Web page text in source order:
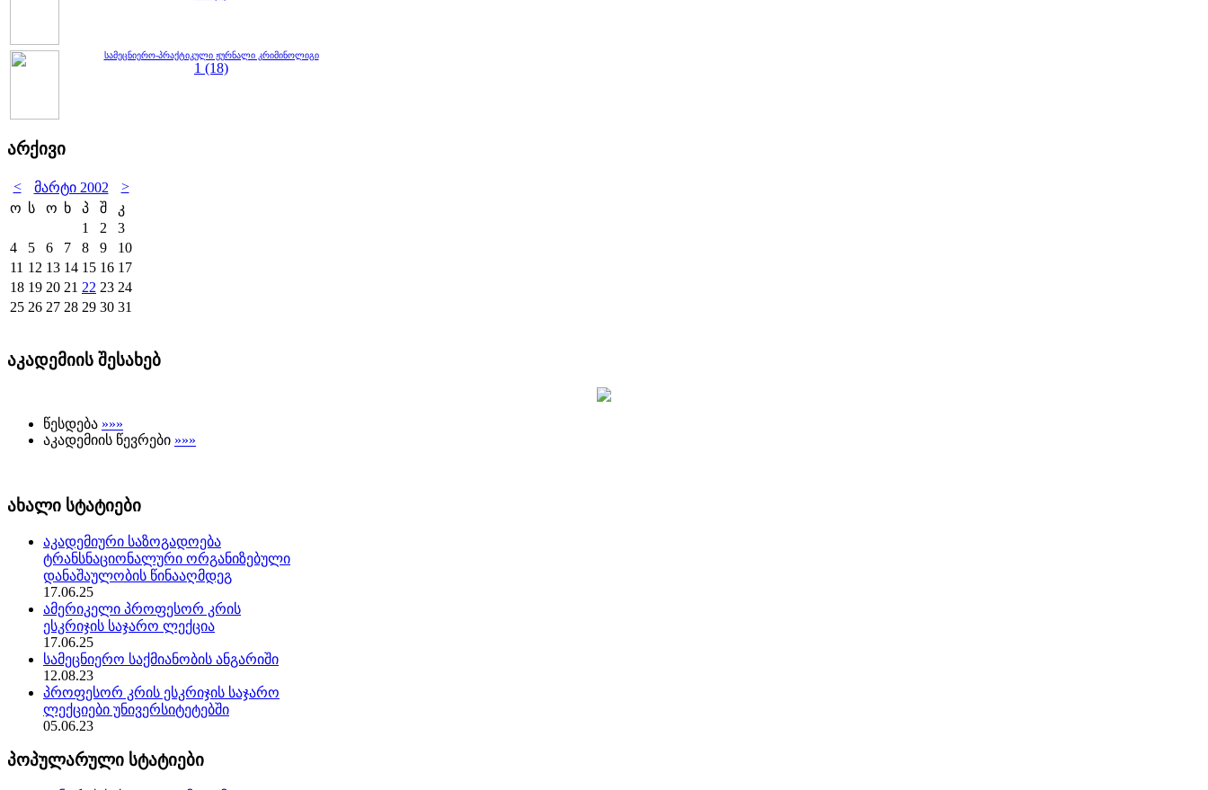
სამეცნიერო-პრაქტიკული ჟურნალი კრიმინოლიგი
1 (18)
არქივი
< მარტი 2002
>
ო ს ო ხ პ შ
კ
1
2
3
4
5 6 7 8 9
10
11 12 13 14 15 16 17
18 19 20 21 22 23 24
25 26 27 28 29 30 31
აკადემიის შესახებ
წესდება »»»
აკადემიის წევრები »»»
ახალი სტატიები
აკადემიური საზოგადოება
ტრანსნაციონალური ორგანიზებული
დანაშაულობის წინააღმდეგ
17.06.25
ამერიკელი პროფესორ კრის
ესკრიჯის საჯარო ლექცია
17.06.25
სამეცნიერო საქმიანობის ანგარიში
12.08.23
პროფესორ კრის ესკრიჯის საჯარო
ლექციები უნივერსიტეტებში
05.06.23
პოპულარული სტატიები